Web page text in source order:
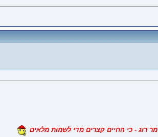
מר רוג - כי החיים קצרים מדי לשמות מלאים